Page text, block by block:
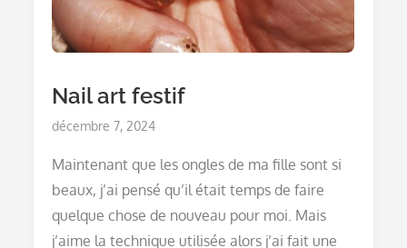
Nail art festif
Posted
décembre 7, 2024
Maintenant que les ongles de ma fille sont si
beaux, j’ai pensé qu’il était temps de faire
quelque chose de nouveau pour moi. Mais
j’aime la technique utilisée alors j’ai fait une